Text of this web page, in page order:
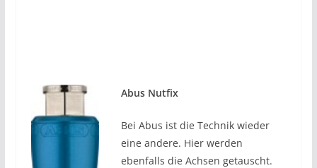
Abus Nutfix
Bei Abus ist die Technik wieder
eine andere. Hier werden
ebenfalls die Achsen getauscht.